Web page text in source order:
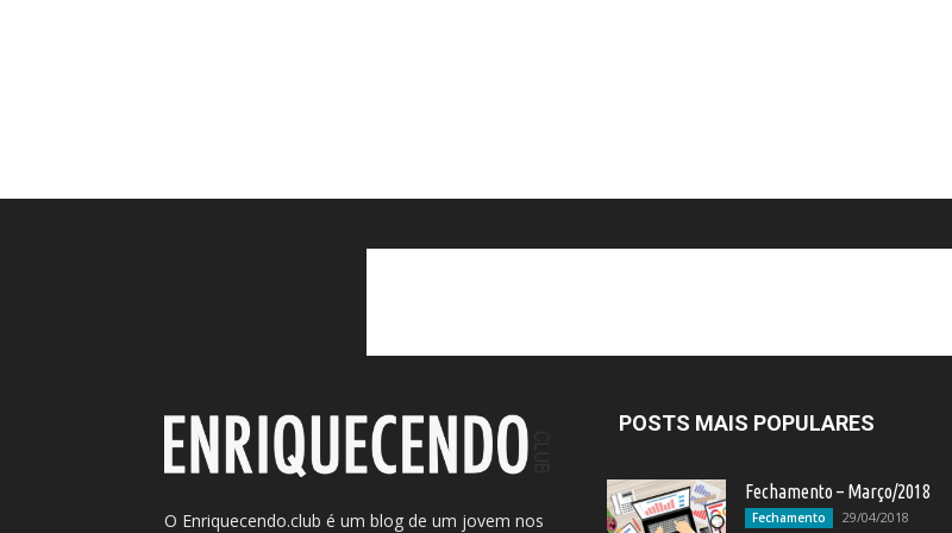
O Enriquecendo.club é um blog de um jovem nos
POSTS MAIS POPULARES
Fechamento – Março/2018
Fechamento 29/04/2018